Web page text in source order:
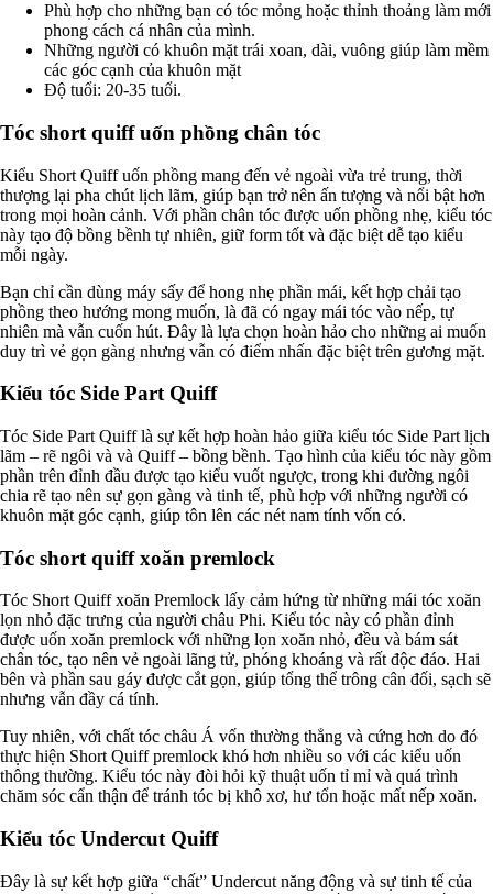
Phù hợp cho những bạn có tóc mỏng hoặc thỉnh thoảng làm mới
phong cách cá nhân của mình.
Những người có khuôn mặt trái xoan, dài, vuông giúp làm mềm
các góc cạnh của khuôn mặt
Độ tuổi: 20-35 tuổi.
Tóc short quiff uốn phồng chân tóc
Kiểu Short Quiff uốn phồng mang đến vẻ ngoài vừa trẻ trung, thời
thượng lại pha chút lịch lãm, giúp bạn trở nên ấn tượng và nổi bật hơn
trong mọi hoàn cảnh. Với phần chân tóc được uốn phồng nhẹ, kiểu tóc
này tạo độ bồng bềnh tự nhiên, giữ form tốt và đặc biệt dễ tạo kiểu
mỗi ngày.
Bạn chỉ cần dùng máy sấy để hong nhẹ phần mái, kết hợp chải tạo
phồng theo hướng mong muốn, là đã có ngay mái tóc vào nếp, tự
nhiên mà vẫn cuốn hút. Đây là lựa chọn hoàn hảo cho những ai muốn
duy trì vẻ gọn gàng nhưng vẫn có điểm nhấn đặc biệt trên gương mặt.
Kiểu tóc Side Part Quiff
Tóc Side Part Quiff là sự kết hợp hoàn hảo giữa kiểu tóc Side Part lịch
lãm – rẽ ngôi và và Quiff – bồng bềnh. Tạo hình của kiểu tóc này gồm
phần trên đỉnh đầu được tạo kiểu vuốt ngược, trong khi đường ngôi
chia rẽ tạo nên sự gọn gàng và tinh tế, phù hợp với những người có
khuôn mặt góc cạnh, giúp tôn lên các nét nam tính vốn có.
Tóc short quiff xoăn premlock
Tóc Short Quiff xoăn Premlock lấy cảm hứng từ những mái tóc xoăn
lọn nhỏ đặc trưng của người châu Phi. Kiểu tóc này có phần đỉnh
được uốn xoăn premlock với những lọn xoăn nhỏ, đều và bám sát
chân tóc, tạo nên vẻ ngoài lãng tử, phóng khoáng và rất độc đáo. Hai
bên và phần sau gáy được cắt gọn, giúp tổng thể trông cân đối, sạch sẽ
nhưng vẫn đầy cá tính.
Tuy nhiên, với chất tóc châu Á vốn thường thẳng và cứng hơn do đó
thực hiện Short Quiff premlock khó hơn nhiều so với các kiểu uốn
thông thường. Kiểu tóc này đòi hỏi kỹ thuật uốn tỉ mỉ và quá trình
chăm sóc cẩn thận để tránh tóc bị khô xơ, hư tổn hoặc mất nếp xoăn.
Kiểu tóc Undercut Quiff
Đây là sự kết hợp giữa “chất” Undercut năng động và sự tinh tế của